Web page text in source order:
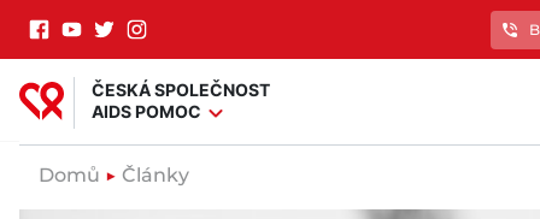
phone_in_talk
ČESKÁ SPOLEČNOST
AIDS POMOC expand_more
Domů ▶ Články